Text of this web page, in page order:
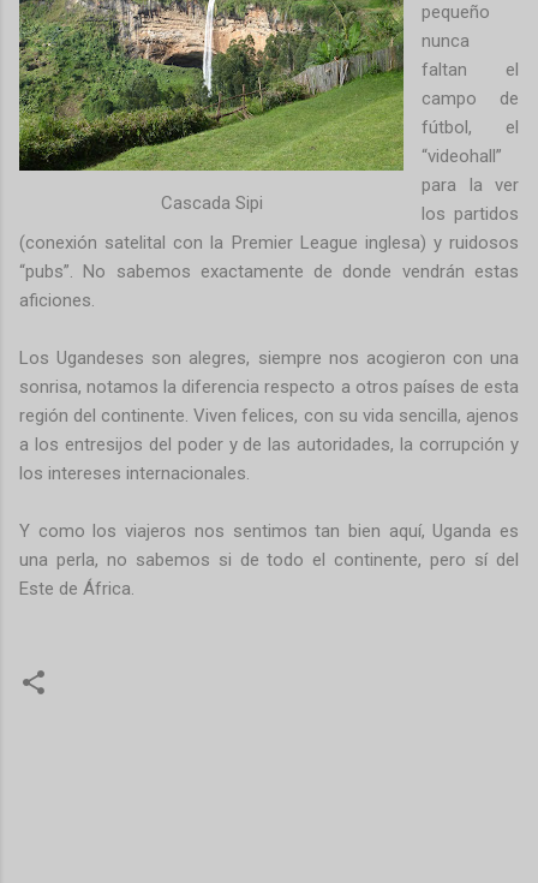
Cascada Sipi
pequeño
nunca
faltan el
campo de
fútbol, el
“videohall”
para la ver
los partidos
(conexión satelital con la Premier League inglesa) y ruidosos
“pubs”. No sabemos exactamente de donde vendrán estas
aficiones.
Los Ugandeses son alegres, siempre nos acogieron con una
sonrisa, notamos la diferencia respecto a otros países de esta
región del continente. Viven felices, con su vida sencilla, ajenos
a los entresijos del poder y de las autoridades, la corrupción y
los intereses internacionales.
Y como los viajeros nos sentimos tan bien aquí, Uganda es
una perla, no sabemos si de todo el continente, pero sí del
Este de África.